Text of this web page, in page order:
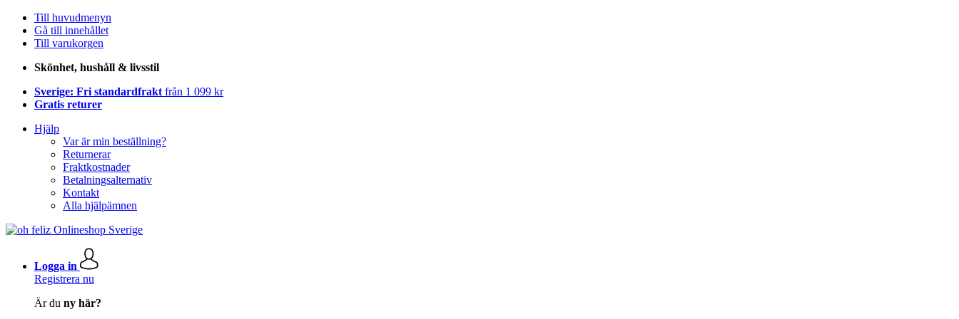
Till huvudmenyn
Gå till innehållet
Till varukorgen
Skönhet, hushåll & livsstil
Sverige: Fri standardfrakt från 1 099 kr
Gratis returer
Hjälp
Var är min beställning?
Returnerar
Fraktkostnader
Betalningsalternativ
Kontakt
Alla hjälpämnen
Logga in
Registrera nu
Är du ny här?